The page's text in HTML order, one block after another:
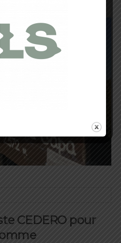
CEDERO pour